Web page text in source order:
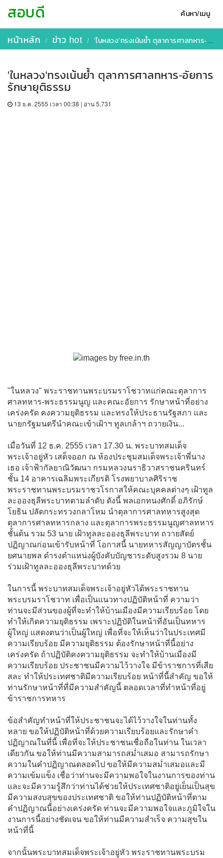
ค้นหา/เมนู
สอบดี
หน้าหลัก ข่าว hot 'ในหลวง'ทรงเน้นย้ำ ตุลาการศาลทหาร-อัยการ รักษายุติธรรม
'ในหลวง'ทรงเน้นย้ำ ตุลาการศาลทหาร-อัยการ
รักษายุติธรรม
13 ธ.ค. 2555 เวลา 00:38 | อ่าน 5,731
"ในหลวง" พระราชทานพระบรมราโชวาทแก่คณะตุลาการ
ศาลทหาร-พระธรรมนูญ และคณะอัยการ รักษาหน้าที่อย่าง
เคร่งครัด คงความยุติธรรม และทรงให้ประธานรัฐสภา และ
นายกรัฐมนตรีนำคณะเข้าเฝ้าฯ ทูลเกล้าฯ ถวายเงิน...
เมื่อวันที่ 12 ธ.ค. 2555 เวลา 17.30 น. พระบาทสมเด็จ
พระเจ้าอยู่หัว เสด็จออก ณ ห้องประชุมสมเด็จพระเจ้าพี่นาง
เธอ เจ้าฟ้ากัลยาณิวัฒนา กรมหลวงนราธิวาสราชนครินทร์
ชั้น 14 อาคารเฉลิมพระเกียรติ โรงพยาบาลศิริราช
พระราชทานพระบรมราชวโรกาสให้คณะบุคคลต่างๆ เฝ้าทูล
ละอองธุลีพระบาทตามลำดับ ดังนี้ พลเอกทนงศักดิ์ อภิรักษ์
โยธิน ปลัดกระทรวงกลาโหม นำตุลาการศาลทหารสูงสุด
ตุลาการศาลทหารกลาง และตุลาการพระธรรมนูญศาลทหาร
ชั้นต้น รวม 53 นาย เฝ้าทูลละอองธุลีพระบาท ถวายสัตย์
ปฏิญาณก่อนเข้ารับหน้าที่ โอกาสนี้ นายทหารสัญญาบัตรชั้น
ยศนายพล ดำรงตำแหน่งผู้บังคับบัญชาระดับสูงรวม 8 นาย
ร่วมเฝ้าทูลละอองธุลีพระบาทด้วย
ในการนี้ พระบาทสมเด็จพระเจ้าอยู่หัวได้พระราชทาน
พระบรมราโชวาท เพื่อเป็นแนวทางปฏิบัติหน้าที่ ความว่า
ท่านจะมีส่วนของผู้ที่จะทำให้บ้านเมืองมีความเรียบร้อย โดย
ทำให้เกิดความยุติธรรม เพราะปฏิบัติในหน้าที่อันเป็นทหาร
ผู้ใหญ่ แสดงตนว่าเป็นผู้ใหญ่ เพื่อที่จะให้เห็นว่าในประเทศมี
ความเรียบร้อย มีความยุติธรรม ต้องรักษาหน้าที่นี้อย่าง
เคร่งครัด ถ้าปฏิบัติคงความยุติธรรม จะทำให้บ้านเมืองมี
ความเรียบร้อย ประชาชนมีความไว้วางใจ มีข้าราชการที่เสีย
สละ ทำให้ประเทศชาติมีความเรียบร้อย หน้าที่นี้สำคัญ ขอให้
ท่านรักษาหน้าที่ที่มีความสำคัญนี้ ตลอดเวลาที่ทำหน้าที่อยู่
ข้าราชการทหาร
ข้อสำคัญทำหน้าที่ให้ประชาชนจะได้ไว้วางใจในท่านทั้ง
หลาย ขอให้ปฏิบัติหน้าที่ด้วยความเรียบร้อยและรักษาคำ
ปฏิญาณในที่นี้ เพื่อที่จะให้ประชาชนเชื่อถือในท่าน ในเวลา
เดียวกัน ขอให้ท่านมีความสามารถสม่ำเสมอ สามารถรักษา
ความในคำปฏิญาณตลอดไป ขอให้มีความสม่ำเสมอและมี
ความเข้มแข็ง เชื่อว่าท่านจะมีความพอใจในงานการของท่าน
และจะมีความรู้สึกว่าท่านได้ช่วยให้ประเทศชาติอยู่เย็นเป็นสุข
มีความสงบสุขของประเทศชาติ ขอให้ท่านปฏิบัติหน้าที่ตาม
คำปฏิญาณนี้อย่างเคร่งครัด ท่านจะมีความพอใจและภูมิใจใน
งานการนี้อย่างชัดเจน ขอให้ท่านมีความสำเร็จ ความสุขใน
หน้าที่นี้
จากนั้นพระบาทสมเด็จพระเจ้าอยู่หัว พระราชทานพระบรม